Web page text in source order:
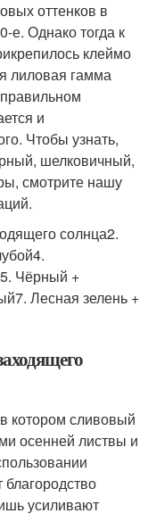
оттенков в
е. Однако тогда к
клеймо
лиловая гамма
и
Чтобы узнать,
шелковичный,
смотрите нашу
солнца2.
Чёрный +
Лесная зелень +
котором сливовый
осенней листвы и
усиливают